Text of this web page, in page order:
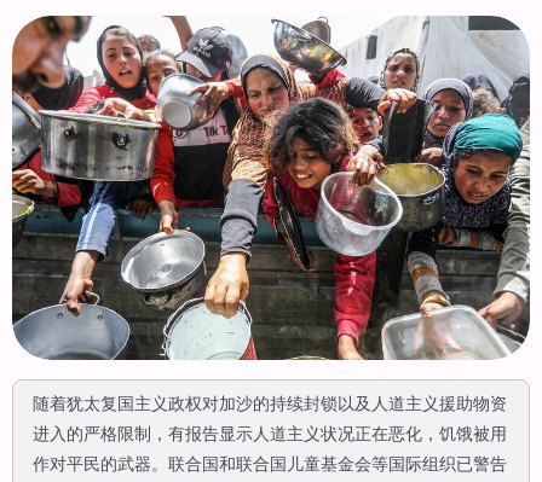
随着犹太复国主义政权对加沙的持续封锁以及人道主义援助物资
进入的严格限制，有报告显示人道主义状况正在恶化，饥饿被用
作对平民的武器。联合国和联合国儿童基金会等国际组织已警告